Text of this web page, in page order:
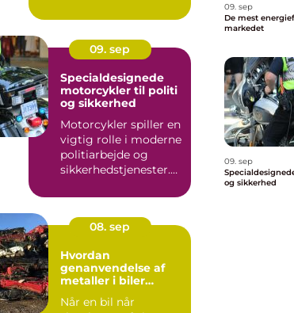
09. sep
Specialdesignede
motorcykler til politi
og sikkerhed
Motorcykler spiller en
vigtig rolle i moderne
politiarbejde og
sikkerhedstjenester.
08. sep
Hvordan
genanvendelse af
metaller i biler
Når en bil når
09. sep
De mest
markedet
09. sep
og sikkerhed